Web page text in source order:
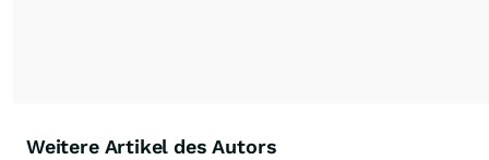
Weitere Artikel des Autors